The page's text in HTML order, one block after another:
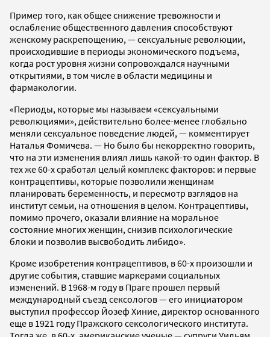
Пример того, как общее снижение тревожности и
ослабление общественного давления способствуют
женскому раскрепощению, — сексуальные революции,
происходившие в периоды экономического подъема,
когда рост уровня жизни сопровождался научными
открытиями, в том числе в области медицины и
фармакологии.
«Периоды, которые мы называем «сексуальными
революциями», действительно более-менее глобально
меняли сексуальное поведение людей, — комментирует
Наталья Фомичева. — Но было бы некорректно говорить,
что на эти изменения влиял лишь какой-то один фактор. В
тех же 60-х сработал целый комплекс факторов: и первые
контрацептивы, которые позволили женщинам
планировать беременность, и пересмотр взглядов на
институт семьи, на отношения в целом. Контрацептивы,
помимо прочего, оказали влияние на моральное
состояние многих женщин, снизив психологические
блоки и позволив высвободить либидо».
Кроме изобретения контрацептивов, в 60-х произошли и
другие события, ставшие маркерами социальных
изменений. В 1968-м году в Праге прошел первый
международный съезд сексологов — его инициатором
выступил профессор Йозеф Хиние, директор основанного
еще в 1921 году Пражского сексологического института.